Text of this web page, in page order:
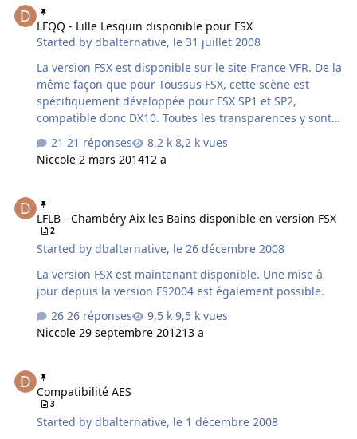
Brest Toussus St-Cyr Lognes CDG Orly Le Bourget cette
gamme sera disponible pour fs9 d'abord puis pour fsx,
avec mise à jour possible. chaque aéroport sera
correspondant, d…
LFQQ - Lille Lesquin disponible pour FSX
Started bydbalternative, le 31 juillet 2008
La version FSX est disponible sur le site France VFR. De la
même façon que pour Toussus FSX, cette scène est
spécifiquement développée pour FSX SP1 et SP2,
compatible donc DX10. Toutes les transparences y sont
21 réponses
8,2 k vues
Niccole 2 mars 201412 a
LFLB - Chambéry Aix les Bains disponible en version FSX
2
Started bydbalternative, le 26 décembre 2008
La version FSX est maintenant disponible. Une mise à
jour depuis la version FS2004 est également possible.
26 réponses
9,5 k vues
Niccole 29 septembre 201213 a
Compatibilité AES
3
Started bydbalternative, le 1 décembre 2008